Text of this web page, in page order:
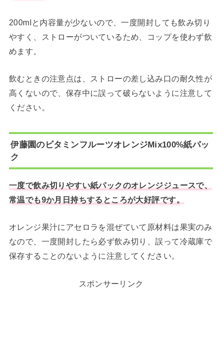
200mlと内容量が少ないので、一度開封しても飲み切り
やすく、ストローがついているため、コップを使わず飲
めます。
飲むときの注意点は、ストローの差し込み口の耐久性が
高くないので、保存中に誤って破らないように注意して
ください。
伊藤園のビタミンフルーツオレンジMix100%紙パッ
ク
一度で飲み切りやすい紙パックのオレンジジュースで、
常温でも9か月日持ちするところが大好評です。
オレンジ果汁にアセロラを混ぜていて原材料は果実のみ
なので、一度開封したら必ず飲み切り、誤って冷蔵庫で
保存することのないように注意してください。
スポンサーリンク